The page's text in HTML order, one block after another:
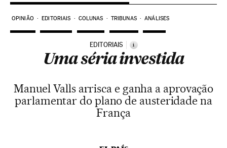
OPINIÃO EDITORIAIS COLUNAS TRIBUNAS ANÁLISES
EDITORIAIS i
Uma séria investida
Manuel Valls arrisca e ganha a aprovação
parlamentar do plano de austeridade na
França